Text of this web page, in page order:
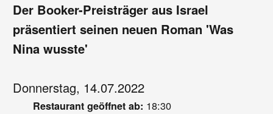
Der Booker-Preisträger aus Israel
präsentiert seinen neuen Roman 'Was
Nina wusste'
Donnerstag, 14.07.2022
Restaurant geöffnet ab: 18:30